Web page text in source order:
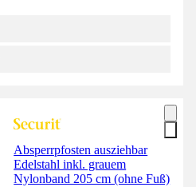
Absperrpfosten ausziehbar
Edelstahl inkl. grauem
Nylonband 205 cm (ohne Fuß)